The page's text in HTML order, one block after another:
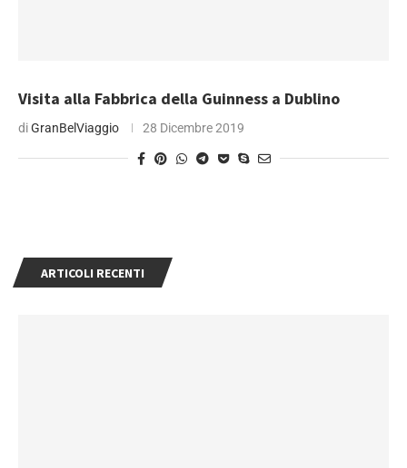
Visita alla Fabbrica della Guinness a Dublino
diGranBelViaggio 28 Dicembre 2019
ARTICOLI RECENTI